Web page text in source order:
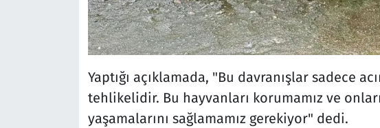
Yaptığı açıklamada, "Bu davranışlar sadece
tehlikelidir. Bu hayvanları korumamız ve
yaşamalarını sağlamamız gerekiyor" dedi.